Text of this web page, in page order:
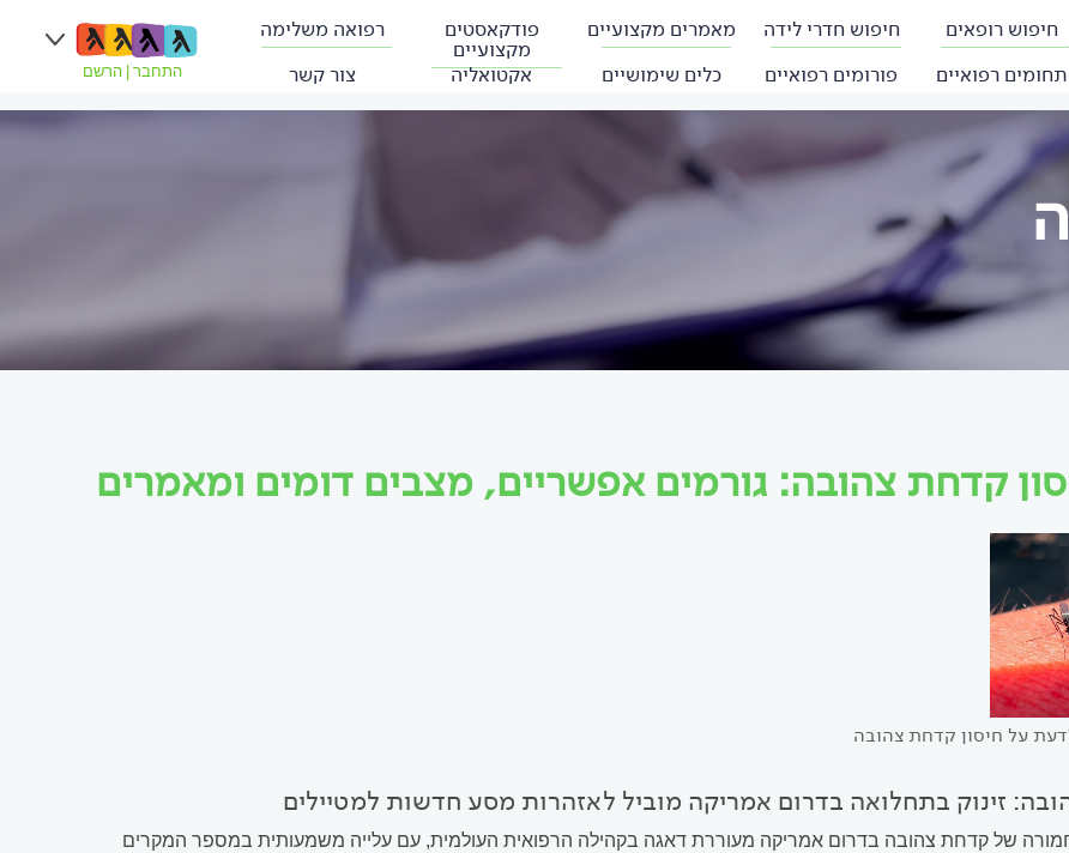
חיפוש רופאים חיפוש חדרי לידה מאמרים מקצועיים פודקאסטים
מקצועיים
רפואה משלימה
תחומים רפואיים
פורומים רפואיים כלים שימושיים אקטואליה צור קשר התחבר הרשם
קדחת צהובה: גורמים אפשריים, מצבים דומים ומאמרים
על חיסון קדחת צהובה
זינוק בתחלואה בדרום אמריקה מוביל לאזהרות מסע חדשות למטיילים
של קדחת צהובה בדרום אמריקה מעוררת דאגה בקהילה הרפואית העולמית, עם עלייה משמעותית במספר המקרים